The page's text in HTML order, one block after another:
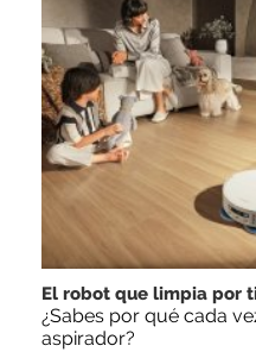
El robot que limpia por
¿Sabes por qué cada
aspirador?